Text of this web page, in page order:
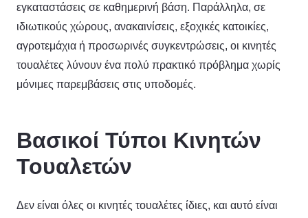
εγκαταστάσεις σε καθημερινή βάση. Παράλληλα, σε
ιδιωτικούς χώρους, ανακαινίσεις, εξοχικές κατοικίες,
αγροτεμάχια ή προσωρινές συγκεντρώσεις, οι κινητές
τουαλέτες λύνουν ένα πολύ πρακτικό πρόβλημα χωρίς
μόνιμες παρεμβάσεις στις υποδομές.
Βασικοί Τύποι Κινητών
Τουαλετών
Δεν είναι όλες οι κινητές τουαλέτες ίδιες, και αυτό είναι